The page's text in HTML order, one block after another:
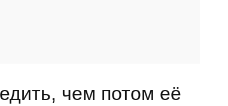
чем потом её